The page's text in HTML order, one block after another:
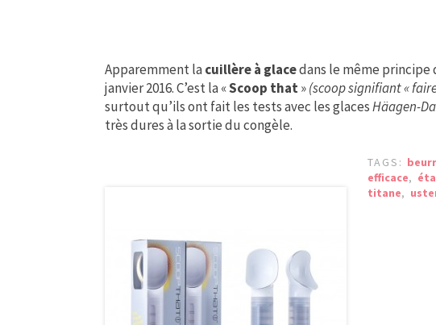
Apparemment lacuillère à glacedans le même principe
janvier 2016. C’est la «Scoop that»(scoop signifiant «
surtout qu’ils ont fait les tests avec les glacesHäagen-
très dures à la sortie du congèle.
TAGS:
efficace,
titane,